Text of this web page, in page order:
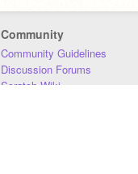
Community
Community Guidelines
Discussion Forums
Scratch Wiki